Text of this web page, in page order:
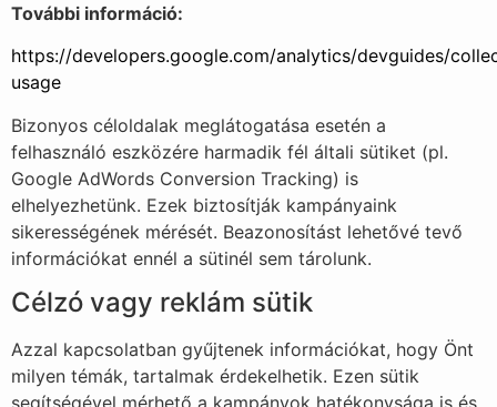
További információ:
https://developers.google.com/analytics/devguides/
usage
Bizonyos céloldalak meglátogatása esetén a
felhasználó eszközére harmadik fél általi sütiket (pl.
Google AdWords Conversion Tracking) is
elhelyezhetünk. Ezek biztosítják kampányaink
sikerességének mérését. Beazonosítást lehetővé tevő
információkat ennél a sütinél sem tárolunk.
Célzó vagy reklám sütik
Azzal kapcsolatban gyűjtenek információkat, hogy Önt
milyen témák, tartalmak érdekelhetik. Ezen sütik
segítségével mérhető a kampányok hatékonysága is és